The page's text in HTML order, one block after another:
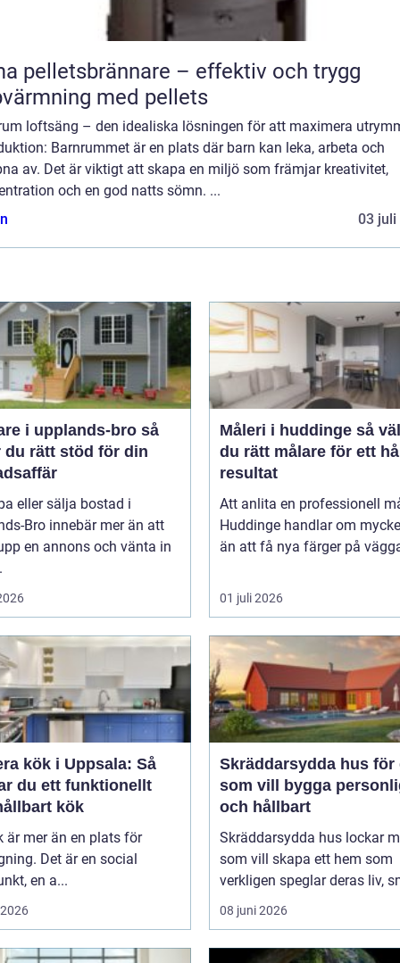
pelletsbrännare – effektiv och trygg
med pellets
loftsäng – den idealiska lösningen för att maximera
Barnrummet är en plats där barn kan leka, arbeta och
av. Det är viktigt att skapa en miljö som främjar kreativitet,
och en god natts sömn. ...
03 juli
i upplands-bro så
du rätt stöd för din
eller sälja bostad i
Bro innebär mer än att
en annons och vänta in
Måleri i huddinge så väljer
du rätt målare för ett
resultat
Att anlita en professionell
Huddinge handlar om
än att få nya färger på
01 juli 2026
kök i Uppsala: Så
du ett funktionellt
kök
är mer än en plats för
Det är en social
en a...
Skräddarsydda hus för
som vill bygga
och hållbart
Skräddarsydda hus lockar
som vill skapa ett hem som
verkligen speglar deras liv,
08 juni 2026